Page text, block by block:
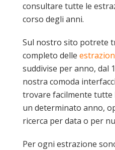
consultare tutte le
corso degli anni.
Sul nostro sito potrete
completo delle
suddivise per anno, dal
nostra comoda
trovare facilmente tutte
un determinato anno,
ricerca per data o per
Per ogni estrazione